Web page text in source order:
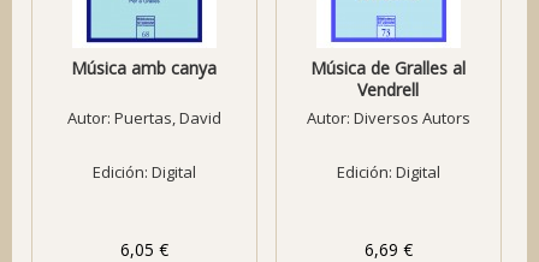
Música amb canya
Autor: Puertas, David
Edición: Digital
6,05 €
Música de Gralles al
Vendrell
Autor: Diversos Autors
Edición: Digital
6,69 €